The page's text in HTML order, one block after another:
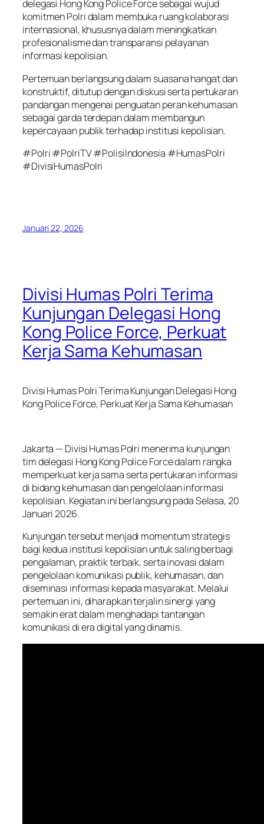
delegasi Hong Kong Police Force sebagai wujud
komitmen Polri dalam membuka ruang kolaborasi
internasional, khususnya dalam meningkatkan
profesionalisme dan transparansi pelayanan
informasi kepolisian.
Pertemuan berlangsung dalam suasana hangat dan
konstruktif, ditutup dengan diskusi serta pertukaran
pandangan mengenai penguatan peran kehumasan
sebagai garda terdepan dalam membangun
kepercayaan publik terhadap institusi kepolisian.
#Polri #PolriTV #PolisiIndonesia #HumasPolri
#DivisiHumasPolri
Januari 22, 2026
Divisi Humas Polri Terima
Kunjungan Delegasi Hong
Kong Police Force, Perkuat
Kerja Sama Kehumasan
Divisi Humas Polri Terima Kunjungan Delegasi Hong
Kong Police Force, Perkuat Kerja Sama Kehumasan
Jakarta — Divisi Humas Polri menerima kunjungan
tim delegasi Hong Kong Police Force dalam rangka
memperkuat kerja sama serta pertukaran informasi
di bidang kehumasan dan pengelolaan informasi
kepolisian. Kegiatan ini berlangsung pada Selasa, 20
Januari 2026.
Kunjungan tersebut menjadi momentum strategis
bagi kedua institusi kepolisian untuk saling berbagi
pengalaman, praktik terbaik, serta inovasi dalam
pengelolaan komunikasi publik, kehumasan, dan
diseminasi informasi kepada masyarakat. Melalui
pertemuan ini, diharapkan terjalin sinergi yang
semakin erat dalam menghadapi tantangan
komunikasi di era digital yang dinamis.